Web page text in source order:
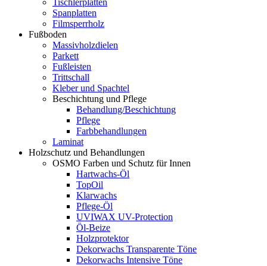
Tischlerplatten
Spanplatten
Filmsperrholz
Fußboden
Massivholzdielen
Parkett
Fußleisten
Trittschall
Kleber und Spachtel
Beschichtung und Pflege
Behandlung/Beschichtung
Pflege
Farbbehandlungen
Laminat
Holzschutz und Behandlungen
OSMO Farben und Schutz für Innen
Hartwachs-Öl
TopOil
Klarwachs
Pflege-Öl
UVIWAX UV-Protection
Öl-Beize
Holzprotektor
Dekorwachs Transparente Töne
Dekorwachs Intensive Töne